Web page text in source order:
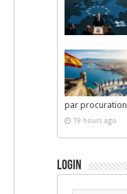
par procuration
19 hours ago
Login